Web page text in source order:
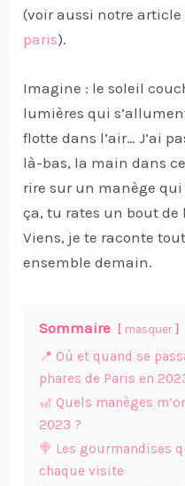
(voir aussi notre
paris).
Imagine : le soleil
lumières qui
flotte dans l’air… J’ai
là-bas, la main dans
rire sur un manège
ça, tu rates un bout de
Viens, je te raconte
ensemble demain.
Sommaire masquer
📍 Où et quand se
phares de Paris en
🎢 Quels manèges
2023 ?
🍭 Les gourmandises
chaque visite